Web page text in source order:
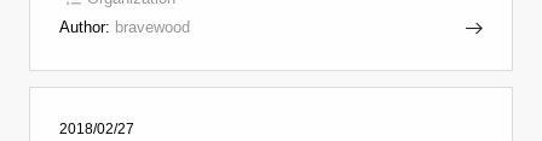
Author: bravewood
2018/02/27